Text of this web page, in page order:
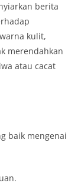
berita
kulit,
merendahkan
atau cacat
baik mengenai